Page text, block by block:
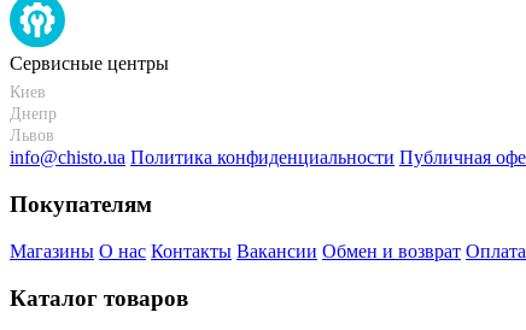
Сервисные центры
Киев
Днепр
Львов
info@chisto.ua Политика конфиденциальности Публичная
Покупателям
Магазины О нас Контакты Вакансии Обмен и возврат
Каталог товаров